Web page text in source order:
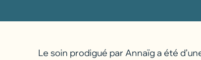
Le soin prodigué par Annaïg a été